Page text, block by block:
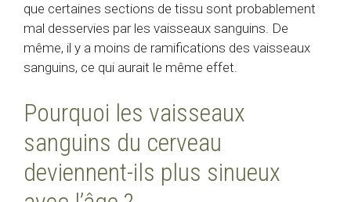
que certaines sections de tissu sont probablement
mal desservies par les vaisseaux sanguins. De
même, il y a moins de ramifications des vaisseaux
sanguins, ce qui aurait le même effet.
Pourquoi les vaisseaux
sanguins du cerveau
deviennent-ils plus sinueux